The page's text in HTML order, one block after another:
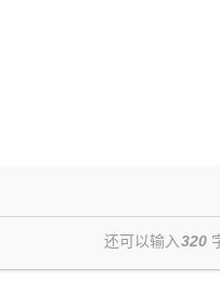
还可以输入320